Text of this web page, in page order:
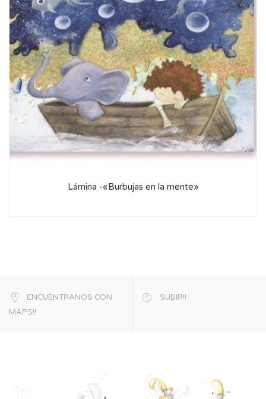
Lámina -«Burbujas en la mente»
ENCUENTRANOS CON
MAPS!!
SUBIR!!